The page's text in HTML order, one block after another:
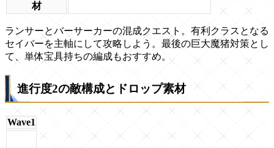
材
ランサーとバーサーカーの混成クエスト。有利クラスとなる
セイバーを主軸にして攻略しよう。最後の巨大魔猪対策とし
て、単体宝具持ちの編成もおすすめ。
進行度2の敵構成とドロップ素材
Wave1